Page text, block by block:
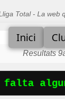
Total - La web
Inici
Resultats